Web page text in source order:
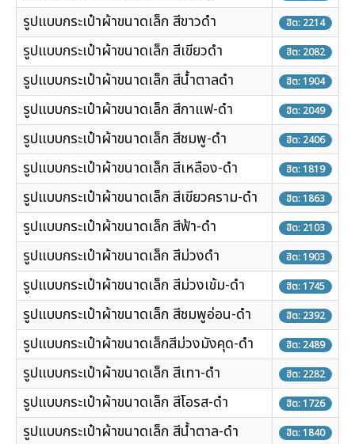
รูปแบบกระเป๋าผ้าขนาดเล็ก สีขาวดำ ฮิต: 2214
รูปแบบกระเป๋าผ้าขนาดเล็ก สีเขียวดำ ฮิต: 2082
รูปแบบกระเป๋าผ้าขนาดเล็ก สีน้ำตาลดำ ฮิต: 1904
รูปแบบกระเป๋าผ้าขนาดเล็ก สีกาแฟ-ดำ ฮิต: 2049
รูปแบบกระเป๋าผ้าขนาดเล็ก สีชมพู-ดำ ฮิต: 2406
รูปแบบกระเป๋าผ้าขนาดเล็ก สีเหลือง-ดำ ฮิต: 1819
รูปแบบกระเป๋าผ้าขนาดเล็ก สีเขียวคราม-ดำ ฮิต: 1863
รูปแบบกระเป๋าผ้าขนาดเล็ก สีฟ้า-ดำ ฮิต: 2103
รูปแบบกระเป๋าผ้าขนาดเล็ก สีม่วงดำ ฮิต: 1903
รูปแบบกระเป๋าผ้าขนาดเล็ก สีม่วงเข้ม-ดำ ฮิต: 1745
รูปแบบกระเป๋าผ้าขนาดเล็ก สีชมพูอ่อน-ดำ ฮิต: 2392
รูปแบบกระเป๋าผ้าขนาดเล็กสีม่วงมังคุด-ดำ ฮิต: 2489
รูปแบบกระเป๋าผ้าขนาดเล็ก สีเทา-ดำ ฮิต: 2282
รูปแบบกระเป๋าผ้าขนาดเล็ก สีโอรส-ดำ ฮิต: 1726
รูปแบบกระเป๋าผ้าขนาดเล็ก สีน้ำตาล-ดำ ฮิต: 1840